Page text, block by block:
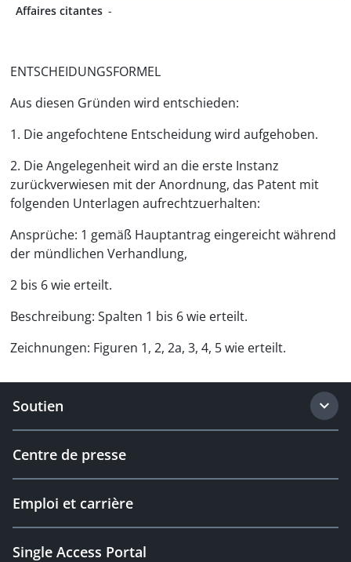
Affaires citantes -
ENTSCHEIDUNGSFORMEL
Aus diesen Gründen wird entschieden:
1. Die angefochtene Entscheidung wird aufgehoben.
2. Die Angelegenheit wird an die erste Instanz
zurückverwiesen mit der Anordnung, das Patent mit
folgenden Unterlagen aufrechtzuerhalten:
Ansprüche: 1 gemäß Hauptantrag eingereicht während
der mündlichen Verhandlung,
2 bis 6 wie erteilt.
Beschreibung: Spalten 1 bis 6 wie erteilt.
Zeichnungen: Figuren 1, 2, 2a, 3, 4, 5 wie erteilt.
Soutien
Centre de presse
Emploi et carrière
Single Access Portal